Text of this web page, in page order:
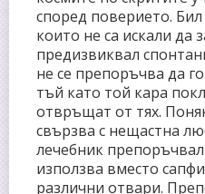
според поверието.
които не са искали да
предизвиквал
не се препоръчва да
тъй като той кара
отвръщат от тях.
свързва с нещастна
лечебник
използва вместо
различни отвари.